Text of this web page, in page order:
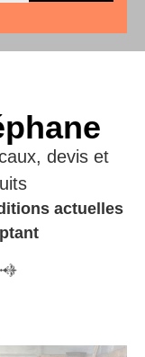
devis et
actuelles